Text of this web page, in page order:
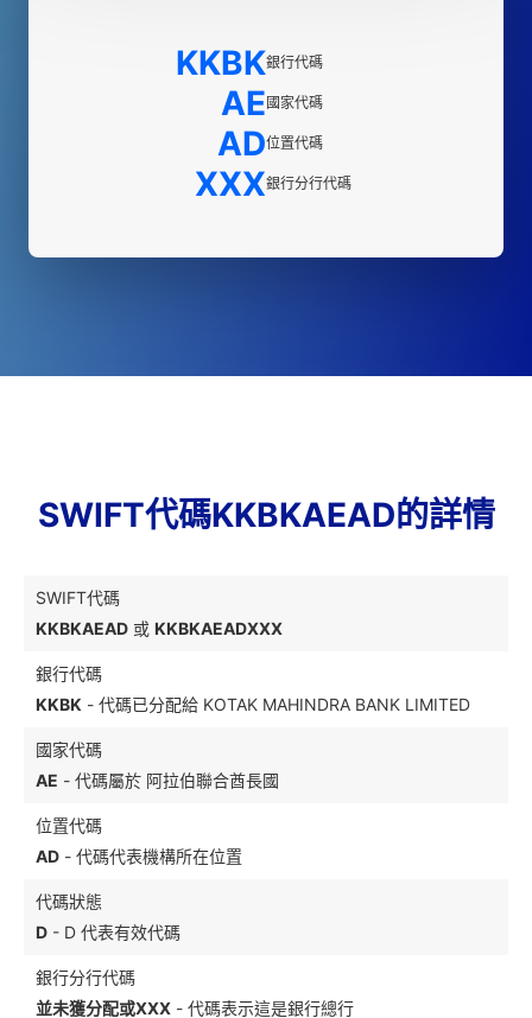
KKBK銀行代碼
AE國家代碼
AD位置代碼
XXX銀行分行代碼
SWIFT代碼KKBKAEAD的詳情
SWIFT代碼
KKBKAEAD 或 KKBKAEADXXX
銀行代碼
KKBK - 代碼已分配給 KOTAK MAHINDRA BANK LIMITED
國家代碼
AE - 代碼屬於 阿拉伯聯合酋長國
位置代碼
AD - 代碼代表機構所在位置
代碼狀態
D - D 代表有效代碼
銀行分行代碼
並未獲分配或XXX - 代碼表示這是銀行總行